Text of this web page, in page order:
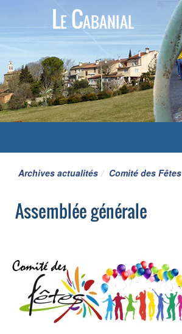
Le Cabanial
Archives actualités Comité des Fêtes
Assemblée générale